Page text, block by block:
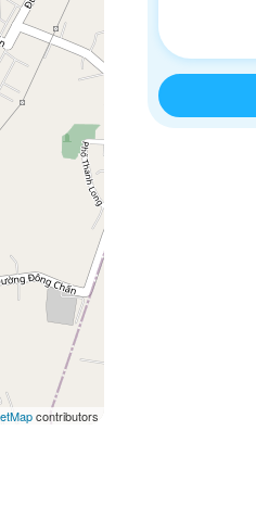
contributors